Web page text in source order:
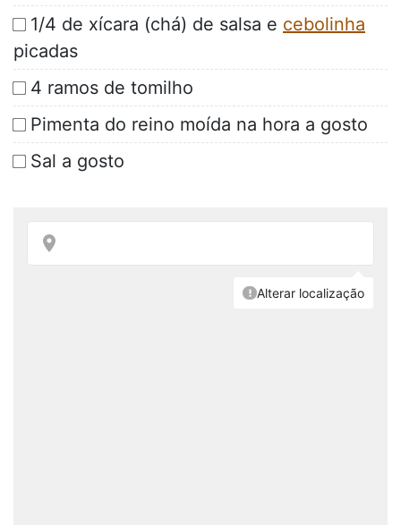
1/4 de xícara (chá) de salsa e cebolinha
picadas
4 ramos de tomilho
Pimenta do reino moída na hora a gosto
Sal a gosto